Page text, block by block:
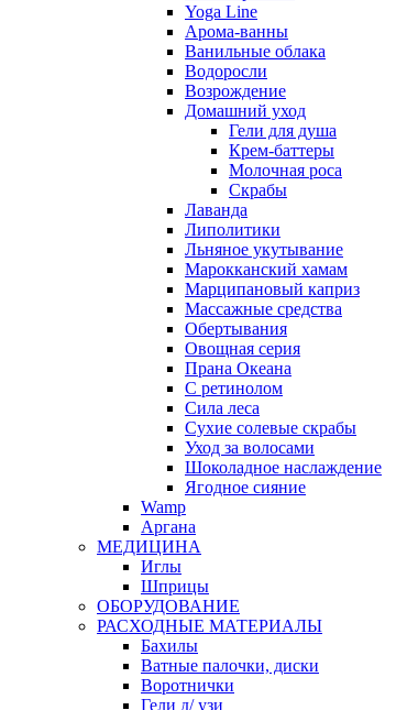
Yoga Line
Арома-ванны
Ванильные облака
Водоросли
Возрождение
Домашний уход
Гели для душа
Крем-баттеры
Молочная роса
Скрабы
Лаванда
Липолитики
Льняное укутывание
Марокканский хамам
Марципановый каприз
Массажные средства
Обертывания
Овощная серия
Прана Океана
С ретинолом
Сила леса
Сухие солевые скрабы
Уход за волосами
Шоколадное наслаждение
Ягодное сияние
Wamp
Аргана
МЕДИЦИНА
Иглы
Шприцы
ОБОРУДОВАНИЕ
РАСХОДНЫЕ МАТЕРИАЛЫ
Бахилы
Ватные палочки, диски
Воротнички
Гели д/ узи